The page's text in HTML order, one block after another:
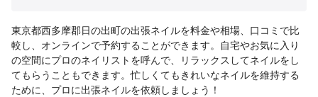
東京都西多摩郡日の出町の出張ネイルを料金や相場、口コミで比
較し、オンラインで予約することができます。自宅やお気に入り
の空間にプロのネイリストを呼んで、リラックスしてネイルをし
てもらうこともできます。忙しくてもきれいなネイルを維持する
ために、プロに出張ネイルを依頼しましょう！